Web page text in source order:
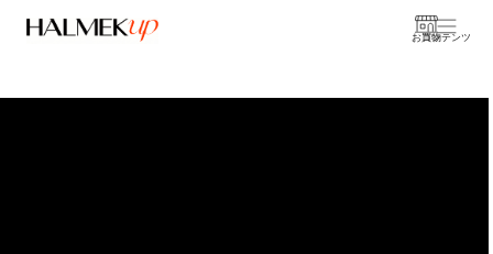
お買物
コンテンツ